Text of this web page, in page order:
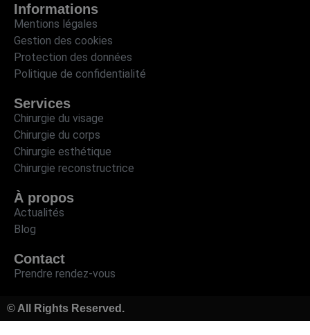
Informations
Mentions légales
Gestion des cookies
Protection des données
Politique de confidentialité
Services
Chirurgie du visage
Chirurgie du corps
Chirurgie esthétique
Chirurgie reconstructrice
À propos
Actualités
Blog
Contact
Prendre rendez-vous
© All Rights Reserved.